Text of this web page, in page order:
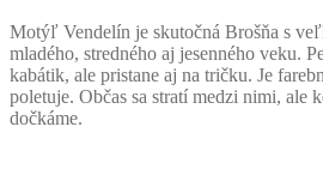
Motýľ Vendelín je skutočná Brošňa s
mladého, stredného aj jesenného veku.
kabátik, ale pristane aj na tričku. Je
poletuje. Občas sa stratí medzi nimi, ale
dočkáme.